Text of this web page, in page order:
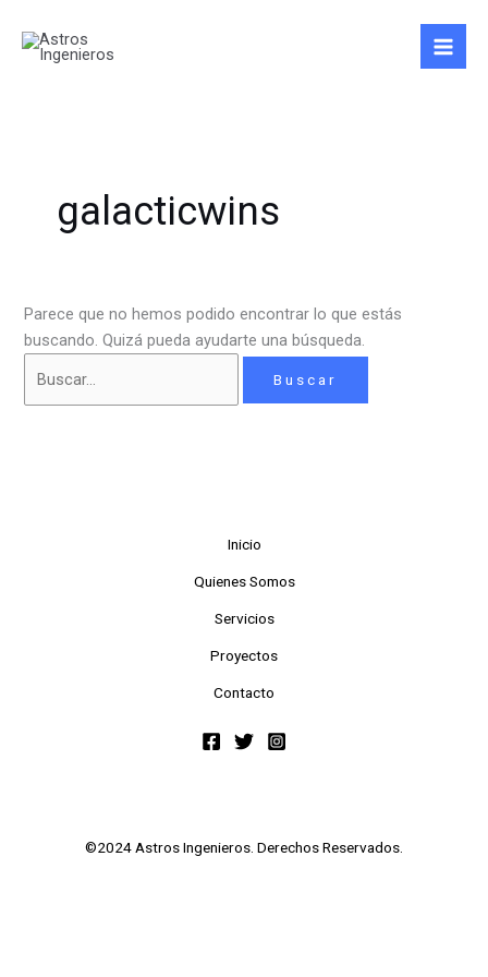
contenido
galacticwins
Parece que no hemos podido encontrar lo que estás
buscando. Quizá pueda ayudarte una búsqueda.
por:
Inicio
Quienes Somos
Servicios
Proyectos
Contacto
©2024 Astros Ingenieros. Derechos Reservados.